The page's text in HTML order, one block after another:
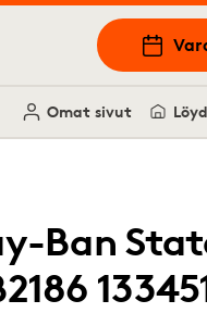
Omat sivut
Ban